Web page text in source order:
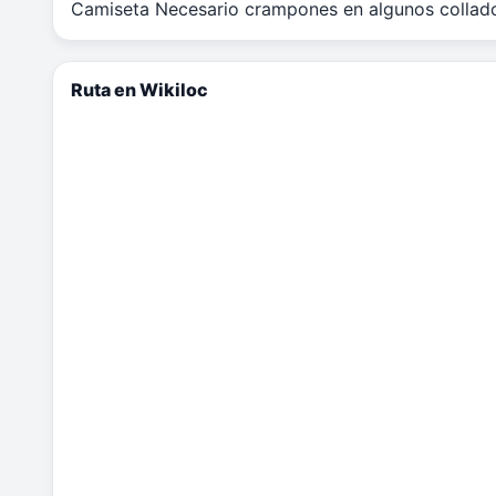
Camiseta Necesario crampones en algunos
Ruta en Wikiloc